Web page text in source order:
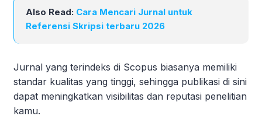
Also Read: Cara Mencari Jurnal untuk
Referensi Skripsi terbaru 2026
Jurnal yang terindeks di Scopus biasanya memiliki
standar kualitas yang tinggi, sehingga publikasi di sini
dapat meningkatkan visibilitas dan reputasi penelitian
kamu.